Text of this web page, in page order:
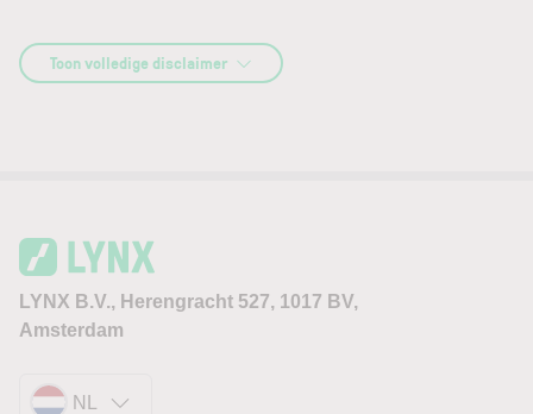
Toon volledige disclaimer
LYNX B.V., Herengracht 527, 1017 BV,
Amsterdam
NL